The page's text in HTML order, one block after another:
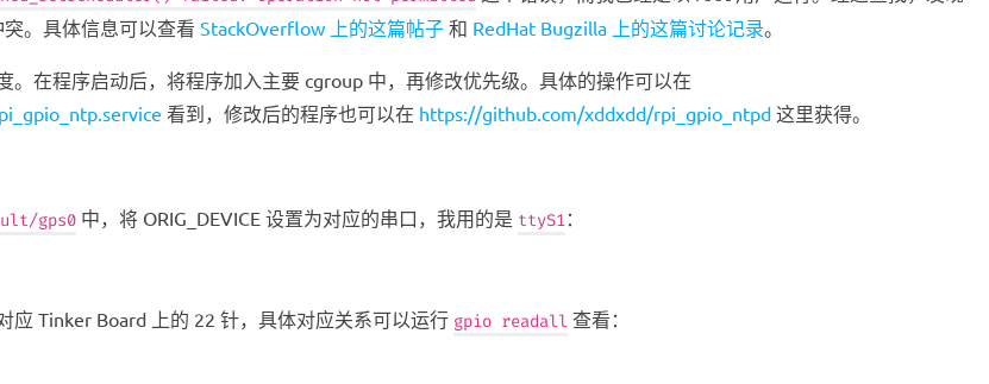
。具体信息可以查看 StackOverflow 上的这篇帖子 和 RedHat Bugzilla 上的这篇讨论记录。
在程序启动后，将程序加入主要 cgroup 中，再修改优先级。具体的操作可以在
看到，修改后的程序也可以在 https://github.com/xddxdd/rpi_gpio_ntpd 这里获得。
gps0 中，将 ORIG_DEVICE 设置为对应的串口，我用的是 ttyS1：
应 Tinker Board 上的 22 针，具体对应关系可以运行 gpio readall 查看：